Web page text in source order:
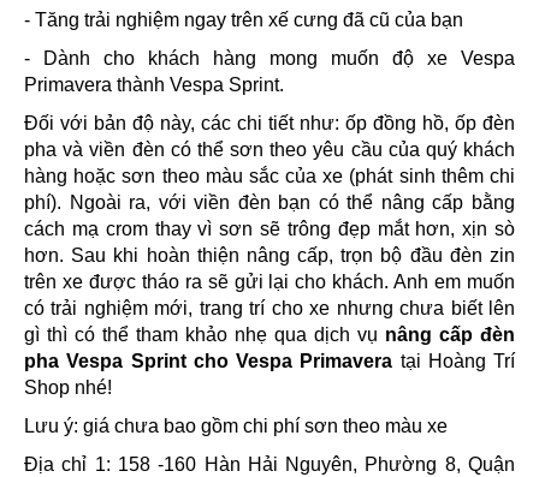
- Tăng trải nghiệm ngay trên xế cưng đã cũ của bạn
- Dành cho khách hàng mong muốn độ xe Vespa
Primavera thành Vespa Sprint.
Đối với bản độ này, các chi tiết như: ốp đồng hồ, ốp đèn
pha và viền đèn có thể sơn theo yêu cầu của quý khách
hàng hoặc sơn theo màu sắc của xe (phát sinh thêm chi
phí). Ngoài ra, với viền đèn bạn có thể nâng cấp bằng
cách mạ crom thay vì sơn sẽ trông đẹp mắt hơn, xịn sò
hơn. Sau khi hoàn thiện nâng cấp, trọn bộ đầu đèn zin
trên xe được tháo ra sẽ gửi lại cho khách. Anh em muốn
có trải nghiệm mới, trang trí cho xe nhưng chưa biết lên
gì thì có thể tham khảo nhẹ qua dịch vụ nâng cấp đèn
pha Vespa Sprint cho Vespa Primavera tại Hoàng Trí
Shop nhé!
Lưu ý: giá chưa bao gồm chi phí sơn theo màu xe
Địa chỉ 1: 158 -160 Hàn Hải Nguyên, Phường 8, Quận